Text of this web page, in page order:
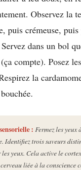
Observez la
crémeuse, puis
dans un bol
compte). Posez
la
: Fermez les yeux
Identifiez trois saveurs
les yeux. Cela active le
liée à la conscience